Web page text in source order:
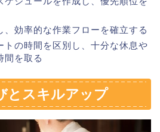
、効率的な作業フローを確立する
トの時間を区別し、十分な休息や
間を取る
とスキルアップ